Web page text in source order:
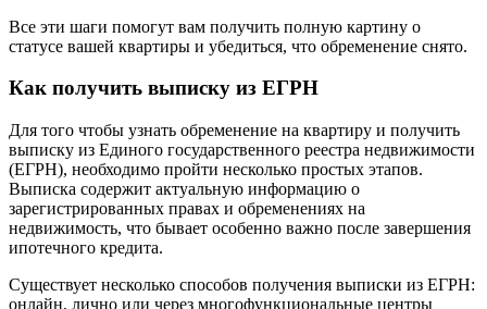
Все эти шаги помогут вам получить полную картину о
статусе вашей квартиры и убедиться, что обременение снято.
Как получить выписку из ЕГРН
Для того чтобы узнать обременение на квартиру и получить
выписку из Единого государственного реестра недвижимости
(ЕГРН), необходимо пройти несколько простых этапов.
Выписка содержит актуальную информацию о
зарегистрированных правах и обременениях на
недвижимость, что бывает особенно важно после завершения
ипотечного кредита.
Существует несколько способов получения выписки из ЕГРН:
онлайн, лично или через многофункциональные центры